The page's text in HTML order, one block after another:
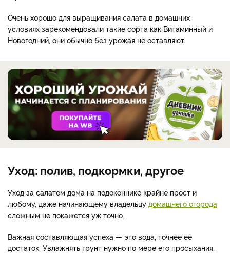
Очень хорошо для выращивания салата в домашних
условиях зарекомендовали такие сорта как Витаминный и
Новогодний, они обычно без урожая не оставляют.
Уход: полив, подкормки, другое
Уход за салатом дома на подоконнике крайне прост и
любому, даже начинающему владельцу домашнего огорода
сложным не покажется уж точно.
Важная составляющая успеха — это вода, точнее ее
достаток. Увлажнять грунт нужно по мере его просыхания,